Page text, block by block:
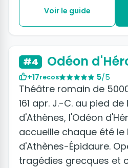
travers un sol
incontournable.
Voir le guide
#4 Odéon
+17recos 5/5
Théâtre romain de
161 apr. J.-C. au pied
d'Athènes, l'Odéon
accueille chaque été le
d'Athènes-Épidaure.
tragédies grecques et